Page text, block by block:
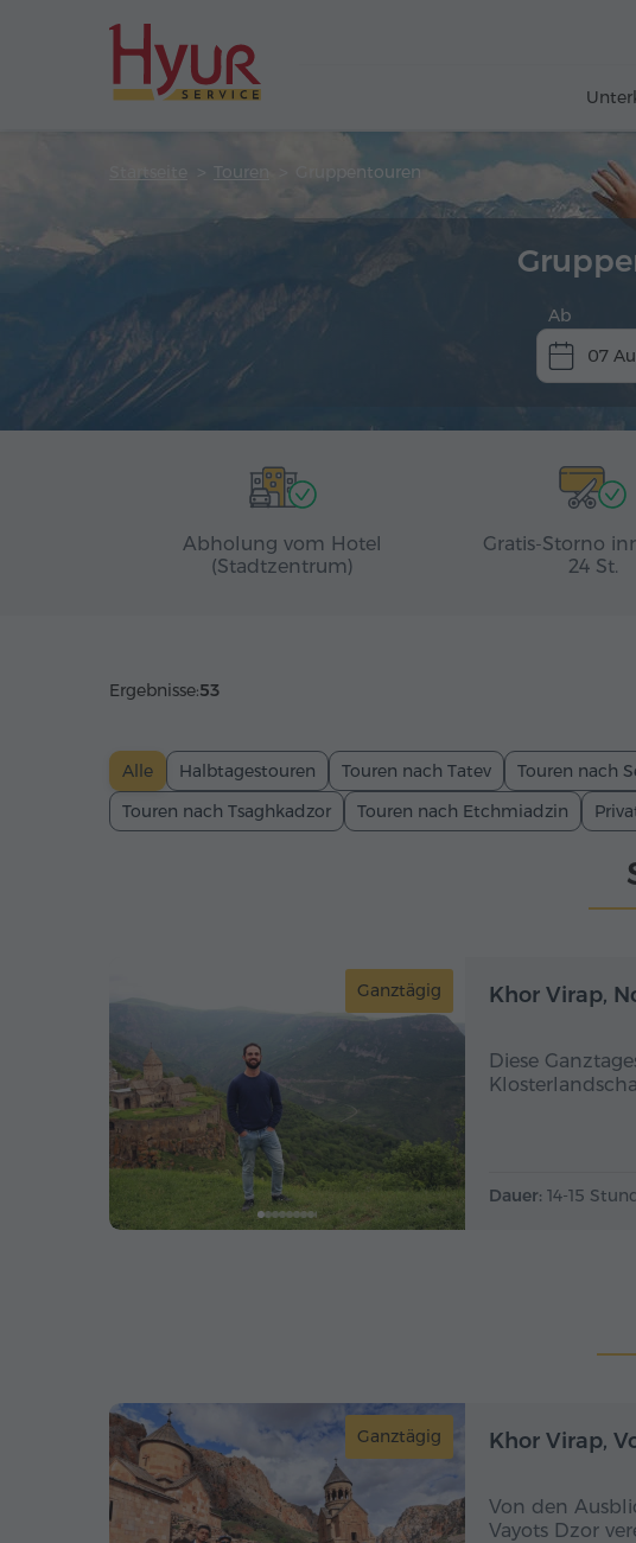
Startseite Touren Gruppentouren
Ab
07
Abholung vom Hotel
(Stadtzentrum)
Gratis-Storno
24 St.
Ergebnisse:53
Alle Halbtagestouren Touren nach Tatev Touren nach
Touren nach Tsaghkadzor
Touren nach Etchmiadzin
Ganztägig Khor Virap,
Diese
Dauer: 14-15
Ganztägig Khor Virap,
Von den
Vayots Dzor